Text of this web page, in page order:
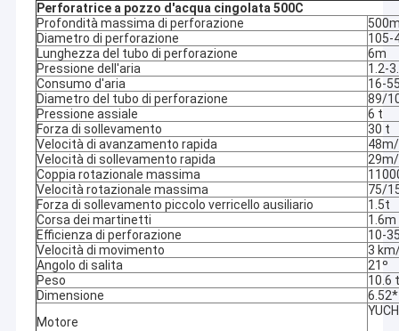
Perforatrice a pozzo d'acqua cingolata 500C
Profondità massima di perforazione
Diametro di perforazione
105-
Lunghezza del tubo di perforazione
6m
Pressione dell'aria
1.2-
Consumo d'aria
16-
Diametro del tubo di perforazione
89/
Pressione assiale
6 t
Forza di sollevamento
30 t
Velocità di avanzamento rapida
Velocità di sollevamento rapida
Coppia rotazionale massima
Velocità rotazionale massima
75/
Forza di sollevamento piccolo verricello ausiliario
1.5t
Corsa dei martinetti
1.6m
Efficienza di perforazione
10-
Velocità di movimento
3
Angolo di salita
21º
Peso
10.6 t
Dimensione
Motore